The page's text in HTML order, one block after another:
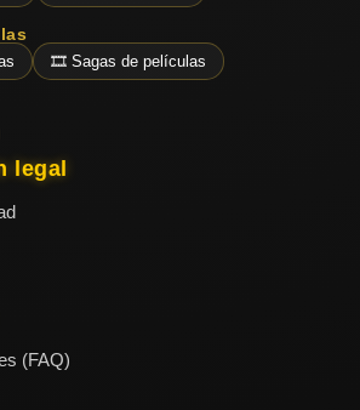
🎞️ Sagas de películas
legal
(FAQ)